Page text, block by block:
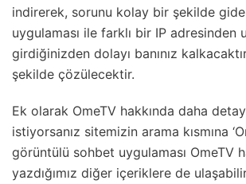
indirerek, sorunu kolay bir şekilde
uygulaması ile farklı bir IP adresinden
girdiğinizden dolayı banınız
şekilde çözülecektir.
Ek olarak OmeTV hakkında daha
istiyorsanız sitemizin arama kısmına
görüntülü sohbet uygulaması OmeTV
yazdığımız diğer içeriklere de